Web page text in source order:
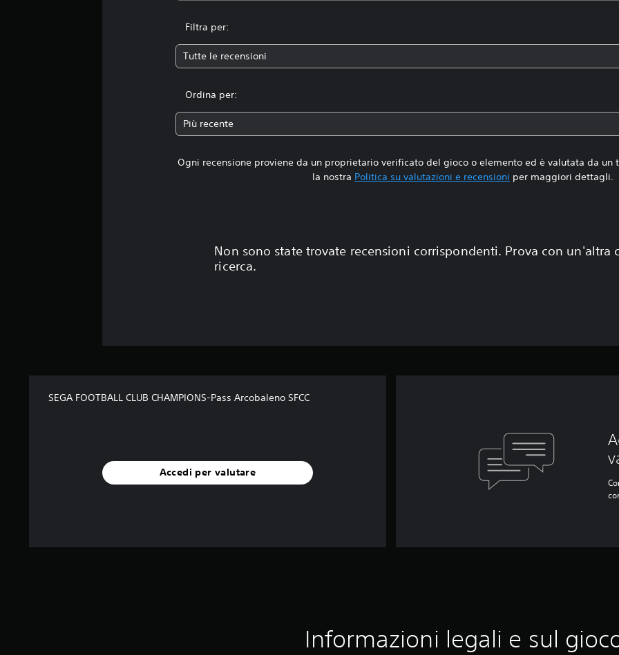
Filtra per:
Tutte le recensioni
Ordina per:
Più recente
Ogni recensione proviene da un proprietario verificato del gioco o elemento ed è valutata da un
la nostra Politica su valutazioni e recensioni per maggiori dettagli.
Non sono state trovate recensioni corrispondenti. Prova con un'altra
ricerca.
SEGA FOOTBALL CLUB CHAMPIONS-Pass Arcobaleno SFCC
Accedi per valutare
Informazioni legali e sul